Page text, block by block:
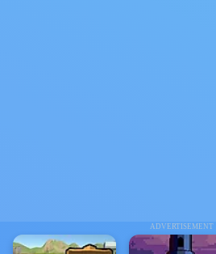
ADVERTISEMENT